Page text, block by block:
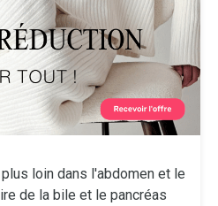
loin dans l'abdomen et le
de la bile et le pancréas